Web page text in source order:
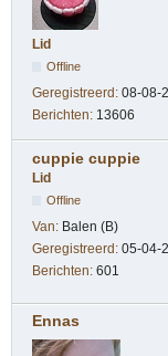
Lid
Offline
Geregistreerd: 08-08-
Berichten: 13606
cuppie cuppie
Lid
Offline
Van: Balen (B)
Geregistreerd: 05-04-
Berichten: 601
Ennas